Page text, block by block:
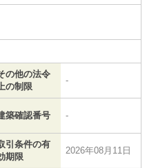
の他の法令
の制限
-
築確認番号 -
引条件の有
期限
2026年08月11日